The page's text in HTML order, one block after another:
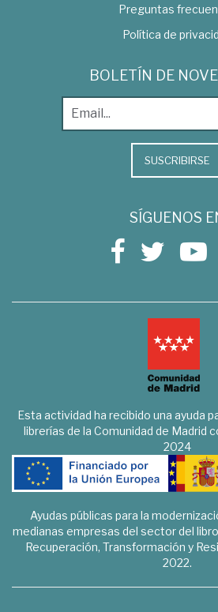
Preguntas
Política de
BOLETÍN DE
SUSCRIBIRSE
SÍGUENOS
Esta actividad ha recibido una ayuda
librerías de la Comunidad de Madrid
2024
Ayudas públicas para la
medianas empresas del sector del
Recuperación, Transformación y
2022.